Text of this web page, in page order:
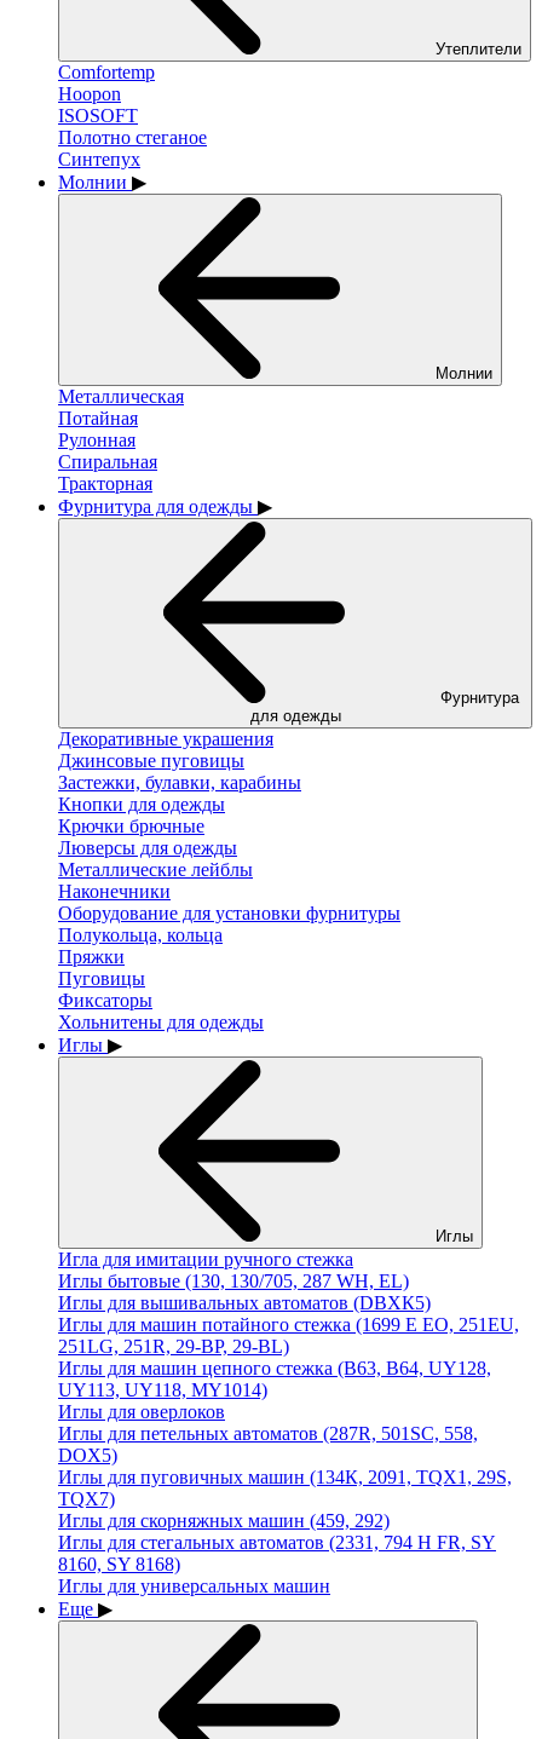
Утеплители
Comfortemp
Hoopon
ISOSOFT
Полотно стеганое
Синтепух
Молнии ▶
Молнии
Металлическая
Потайная
Рулонная
Спиральная
Тракторная
Фурнитура для одежды ▶
Фурнитура
для одежды
Декоративные украшения
Джинсовые пуговицы
Застежки, булавки, карабины
Кнопки для одежды
Крючки брючные
Люверсы для одежды
Металлические лейблы
Наконечники
Оборудование для установки фурнитуры
Полукольца, кольца
Пряжки
Пуговицы
Фиксаторы
Хольнитены для одежды
Иглы ▶
Иглы
Игла для имитации ручного стежка
Иглы бытовые (130, 130/705, 287 WH, EL)
Иглы для вышивальных автоматов (DBХК5)
Иглы для машин потайного стежка (1699 E EO, 251EU,
251LG, 251R, 29-BP, 29-BL)
Иглы для машин цепного стежка (В63, В64, UY128,
UY113, UY118, MY1014)
Иглы для оверлоков
Иглы для петельных автоматов (287R, 501SC, 558,
DOХ5)
Иглы для пуговичных машин (134К, 2091, TQХ1, 29S,
TQX7)
Иглы для скорняжных машин (459, 292)
Иглы для стегальных автоматов (2331, 794 H FR, SY
8160, SY 8168)
Иглы для универсальных машин
Еще ▶